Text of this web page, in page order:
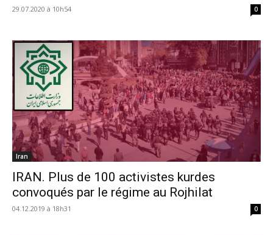
29.07.2020 à 10h54 0
Iran
IRAN. Plus de 100 activistes kurdes
convoqués par le régime au Rojhilat
04.12.2019 à 18h31 0